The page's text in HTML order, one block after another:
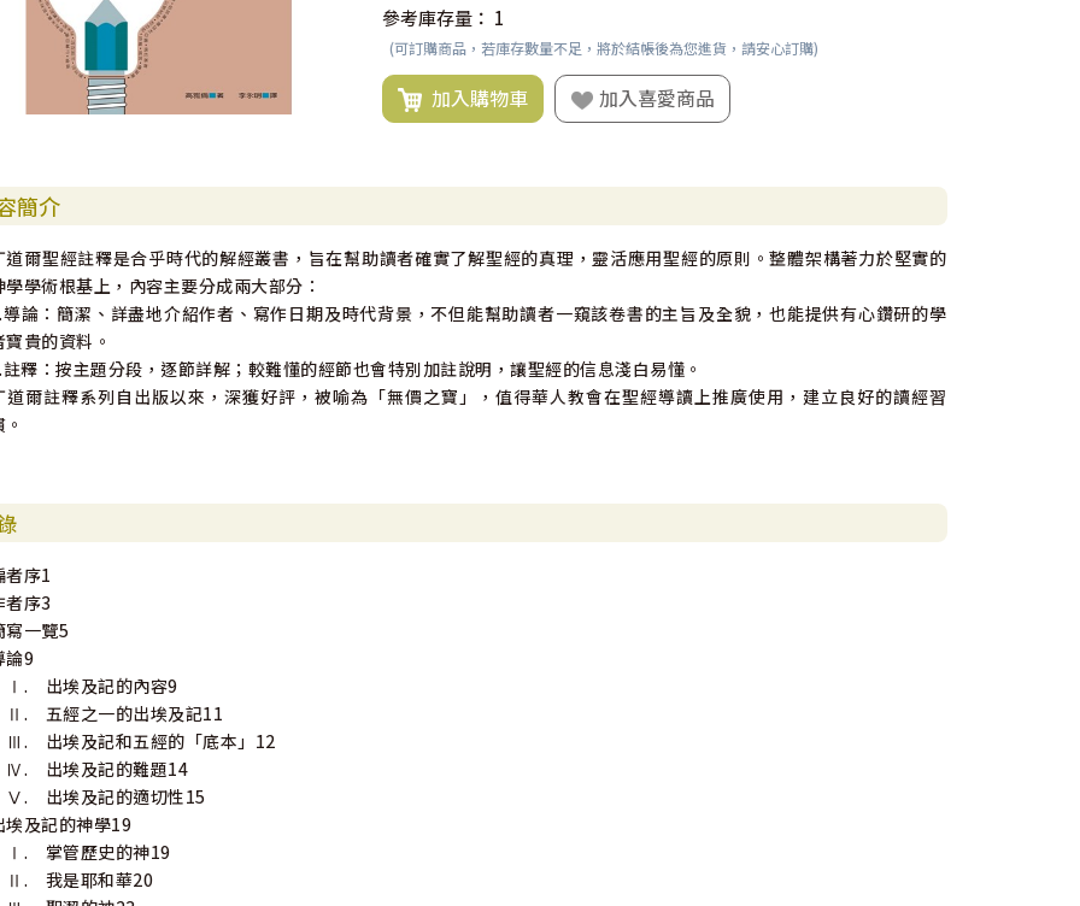
參考庫存量： 1
(可訂購商品，若庫存數量不足，將於結帳後為您進貨，請安心訂購)
加入購物車 加入喜愛商品
簡介
道爾聖經註釋是合乎時代的解經叢書，旨在幫助讀者確實了解聖經的真理，靈活應用聖經的原則。整體架構著力於堅實的
學學術根基上，內容主要分成兩大部分：
論：簡潔、詳盡地介紹作者、寫作日期及時代背景，不但能幫助讀者一窺該卷書的主旨及全貌，也能提供有心鑽研的學
寶貴的資料。
釋：按主題分段，逐節詳解；較難懂的經節也會特別加註說明，讓聖經的信息淺白易懂。
道爾註釋系列自出版以來，深獲好評，被喻為「無價之寶」，值得華人教會在聖經導讀上推廣使用，建立良好的讀經習
者序1
者序3
寫一覽5
論9
出埃及記的內容9
五經之一的出埃及記11
出埃及記和五經的「底本」12
出埃及記的難題14
出埃及記的適切性15
埃及記的神學19
掌管歷史的神19
我是耶和華20